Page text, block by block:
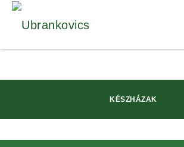
KÉSZHÁZAK